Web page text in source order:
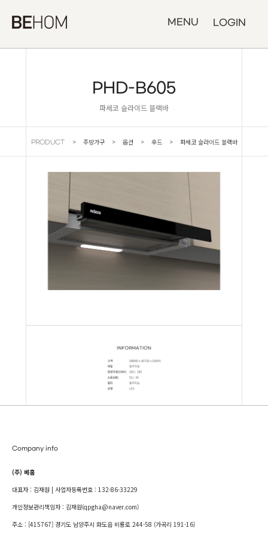
MENU LOGIN
PHD-B605
파세코 슬라이드 블랙바
PRODUCT > 주방가구 > 옵션 > 후드 > 파세코 슬라이드 블랙바
Company info
(주) 베홈
대표자 : 김재원 | 사업자등록번호 : 132-86-33229
개인정보관리책임자 : 김재원(qpgha@naver.com)
주소 : [415767] 경기도 남양주시 화도읍 비룡로 244-58 (가곡리 191-16)